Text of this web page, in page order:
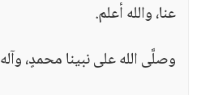
عنا، والله أعلم.
وصلَّى الله على نبينا محمدٍ،